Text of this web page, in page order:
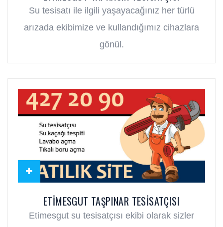
Su tesisatı ile ilgili yaşayacağınız her türlü
arızada ekibimize ve kullandığımız cihazlara
gönül.
ETIMESGUT TAŞPINAR TESISATÇISI
Etimesgut su tesisatçısı ekibi olarak sizler